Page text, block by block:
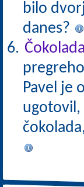
bilo
danes?
Pavel je
ugotovil,